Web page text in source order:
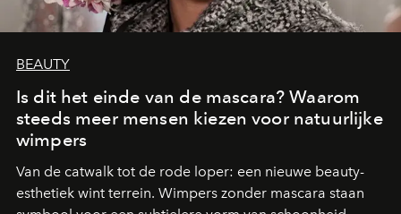
BEAUTY
Is dit het einde van de mascara? Waarom
steeds meer mensen kiezen voor natuurlijke
wimpers
Van de catwalk tot de rode loper: een nieuwe beauty-
esthetiek wint terrein. Wimpers zonder mascara staan